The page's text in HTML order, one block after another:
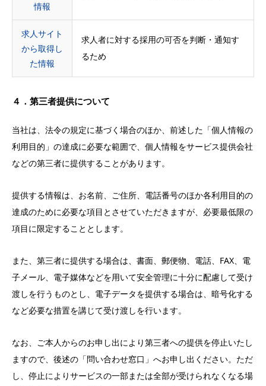
情報
求人サイト
から取得し
た情報
求人者に対する採用の可否を判断・通知す
るため
４． 第三者提供について
当社は、法令の規定に基づく場合のほか、前述した「個人情報の
利用目的」の達成に必要な範囲で、個人情報をサービス提供会社
などの第三者に提供することがあります。
提供する情報は、お名前、ご住所、電話番号のほか各利用目的の
達成のために必要な項目とさせていただきますが、必要最低限の
項目に限定することとします。
また、第三者に提供する場合は、書面、郵便物、電話、FAX、電
子メール、電子媒体などを用いて安全管理に十分に配慮して受け
渡しを行うものとし、電子データを提供する場合は、暗号化する
など必要な措置を講じて受け渡しを行います。
なお、ご本人からのお申し出により第三者への提供を停止いたし
ますので、後述の「問い合わせ窓口」へお申し出ください。ただ
し、停止によりサービスの一部または全部が受けられなくなる場